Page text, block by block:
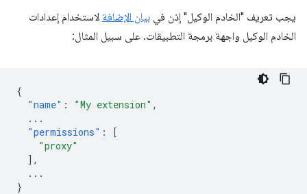
يجب تعريف "الخادم الوكيل" إذن في بيان الإضافة لاستخدام إعدادات
الخادم الوكيل واجهة برمجة التطبيقات. على سبيل المثال:
{
"name" : "My extension" ,
...
"permissions" :
[
"proxy"
],
...
}